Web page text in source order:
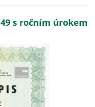
49 s ročním úrokem